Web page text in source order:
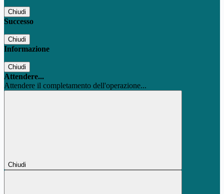
Chiudi
Successo
Chiudi
Informazione
Chiudi
Attendere...
Attendere il completamento dell'operazione...
Chiudi